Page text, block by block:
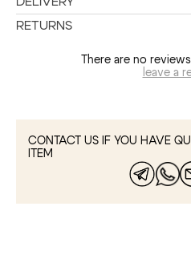
RETURNS
There are no
leave a
CONTACT US IF YOU HAVE
ITEM